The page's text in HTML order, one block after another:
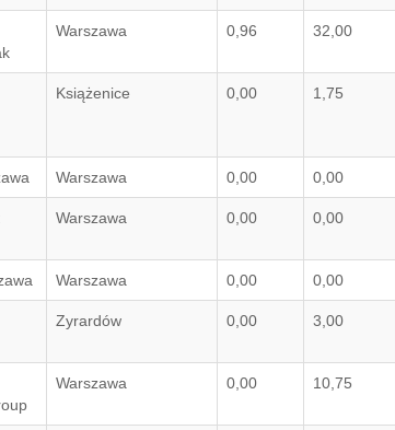
Warszawa 0,96 32,00
Książenice 0,00 1,75
Warszawa 0,00 0,00
Warszawa 0,00 0,00
Warszawa 0,00 0,00
Zyrardów 0,00 3,00
Warszawa 0,00 10,75